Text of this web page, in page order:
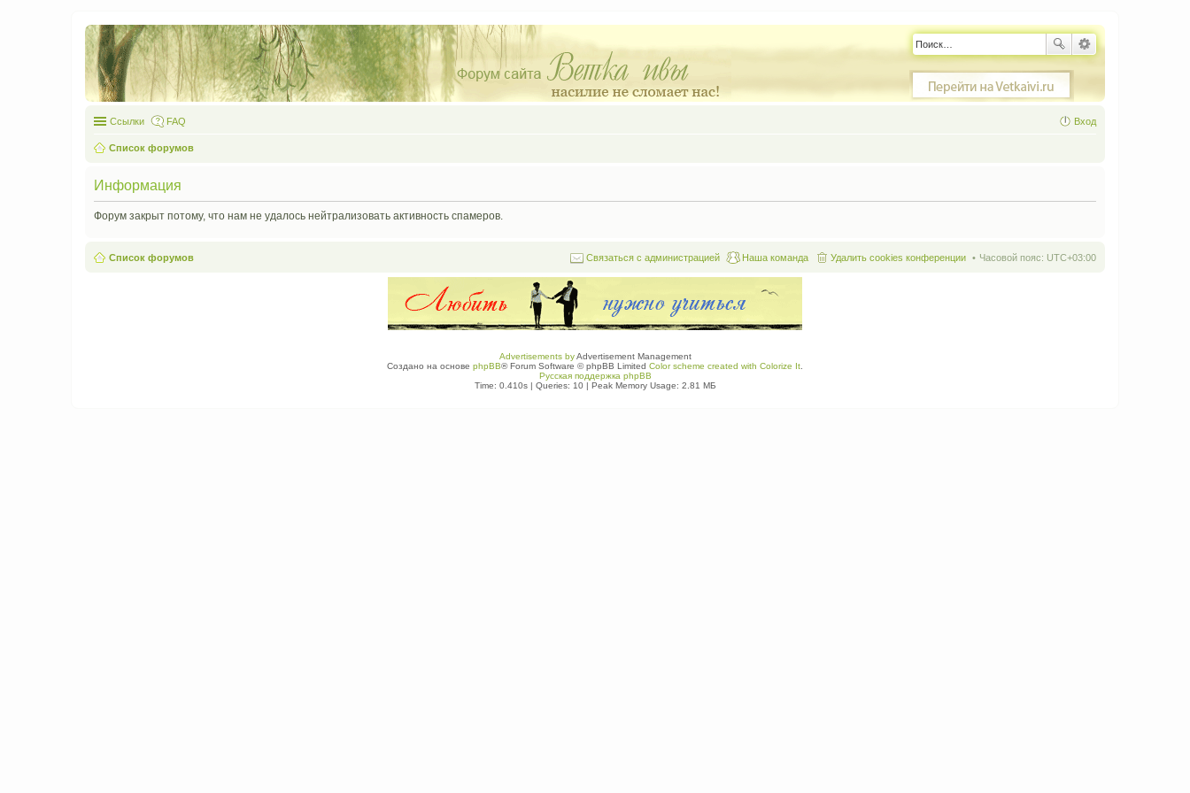
Ссылки FAQ Вход
Список форумов
Информация
Форум закрыт потому, что нам не удалось нейтрализовать активность спамеров.
Список форумов Часовой пояс: UTC+03:00
Удалить cookies конференции
Наша команда
Связаться с администрацией
Advertisements byAdvertisement Management
Создано на основе phpBB® Forum Software © phpBB Limited Color scheme created with Colorize It
Русская поддержка phpBB
Time: 0.410s| Queries: 10| Peak Memory Usage: 2.81 МБ